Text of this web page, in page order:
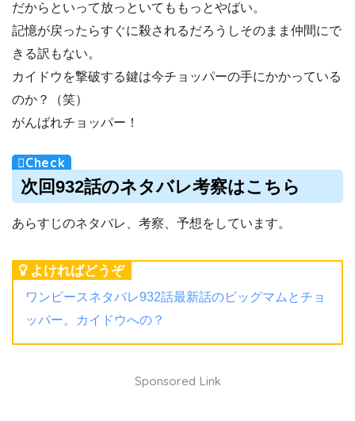
だからといって放っといてももっとやばい。
記憶が戻ったらすぐに殺されるだろうしそのまま仲間にで
きる訳もない。
カイドウを撃破する鍵は今チョッパーの手にかかっている
のか？（笑）
がんばれチョッパー！
次回932話のネタバレ考察はこちら
あらすじのネタバレ、考察、予想をしています。
よければどうぞ
ワンピースネタバレ932話最新話のビッグマムとチョ
ッパー。カイドウへの？
Sponsored Link